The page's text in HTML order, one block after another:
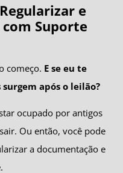
e
Suporte
começo. E se eu te
após o leilão?
ocupado por antigos
Ou então, você pode
a documentação e